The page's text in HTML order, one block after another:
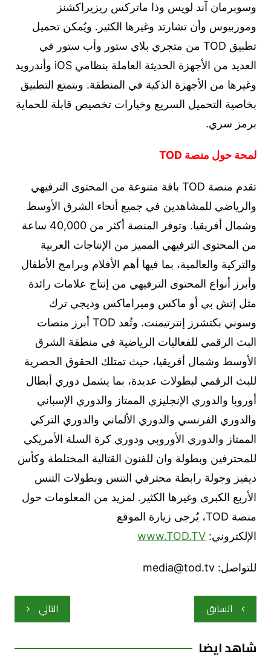
وسوبرمان آند لويس وذا ماتركس ريزيراكشنز
وموربيوس وأن تشارتد وغيرها الكثير. ويُمكن تحميل
تطبيق TOD من متجري بلاي ستور وأب ستور في
العديد من الأجهزة الحديثة العاملة بنظامي iOS وأندرويد
وغيرها من الأجهزة الذكية في المنطقة. ويتمتع التطبيق
بخاصية التحميل السريع وخيارات تخصيص قابلة للحماية
برمز سري.
لمحة حول منصة TOD
تقدم منصة TOD باقة متنوعة من المحتوى الترفيهي
والرياضي للمشاهدين في جميع أنحاء الشرق الأوسط
وشمال أفريقيا. وتوفر المنصة أكثر من 40,000 ساعة
من المحتوى الترفيهي المميز من الإنتاجات العربية
والتركية والعالمية، بما فيها أهم الأفلام وبرامج الأطفال
وأبرز أنواع المحتوى الترفيهي من إنتاج علامات رائدة
مثل إتش بي أو ماكس وميراماكس وديجي ترك
وسوني بكتشرز إنترتيمنت. وتُعد TOD أبرز منصات
البث الرقمي للفعاليات الرياضية في منطقة الشرق
الأوسط وشمال أفريقيا، حيث تمتلك الحقوق الحصرية
للبث الرقمي لبطولات عديدة، بما يشمل دوري أبطال
أوروبا والدوري الإنجليزي الممتاز والدوري الإسباني
والدوري الفرنسي والدوري الألماني والدوري التركي
الممتاز والدوري الأوروبي ودوري كرة السلة الأمريكي
للمحترفين وبطولة وان للفنون القتالية المختلطة وكأس
ديفيز وجولة رابطة محترفي التنس وبطولات التنس
الأربع الكبرى وغيرها الكثير. لمزيد من المعلومات حول
منصة TOD، يُرجى زيارة الموقع
الإلكتروني: www.TOD.TV
للتواصل: media@tod.tv
تصفّح
المقالات
السابق التالي
شاهد ايضا